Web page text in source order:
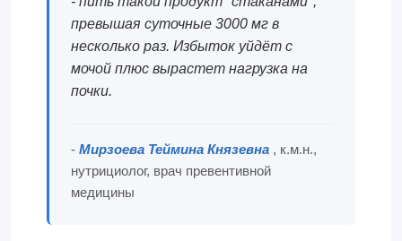
превышая суточные 3000 мг в
несколько раз. Избыток уйдёт с
мочой плюс вырастет нагрузка на
почки.
- Мирзоева Теймина Князевна , к.м.н.,
нутрициолог, врач превентивной
медицины